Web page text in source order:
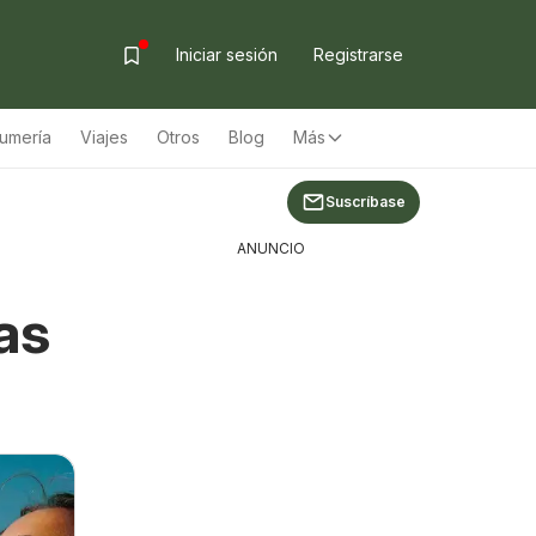
Iniciar sesión Registrarse
Viajes Otros Blog Más
Suscríbase
ANUNCIO